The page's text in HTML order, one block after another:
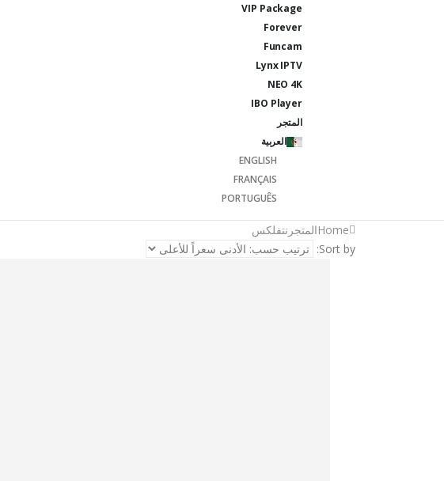
VIP Package
Forever
Funcam
Lynx IPTV
NEO 4K
IBO Player
المتجر
العربية
ENGLISH
FRANÇAIS
PORTUGUÊS
Homeالمتجر نتفلكس
Sort by: